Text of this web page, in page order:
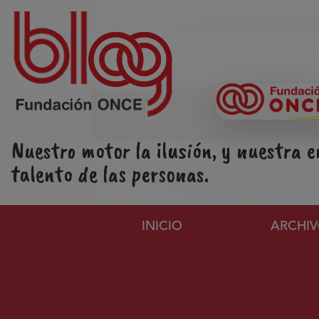
Pasar al contenido principal
Nuestro motor la ilusión, y nuestra
talento de las personas.
Navegación
INICIO